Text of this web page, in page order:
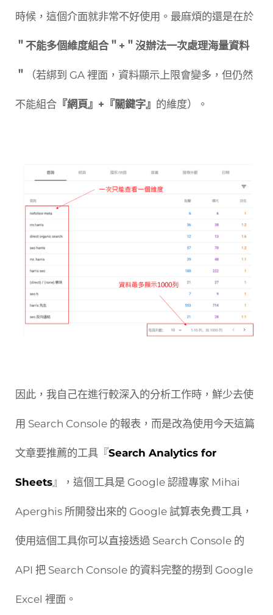
時候，這個介面就非常不好使用。最麻煩的還是在於
＂不能多個維度組合＂+＂沒辦法一次處理海量資料
＂ （若綁到 GA 裡面，資料顯示上限會變多，但仍然
不能組合 『網頁』+『關鍵字』 的維度）。
因此，我自己在進行較深入的分析工作時，鮮少去使
用 Search Console 的報表，而是改為使用今天這篇
文章要推薦的工具『Search Analytics for
Sheets』，這個工具是 Google 認證專家 Mihai
Aperghis 所開發出來的 Google 試算表免費工具，
使用這個工具你可以直接透過 Search Console 的
API 把 Search Console 的資料完整的撈到 Google
Excel 裡面。